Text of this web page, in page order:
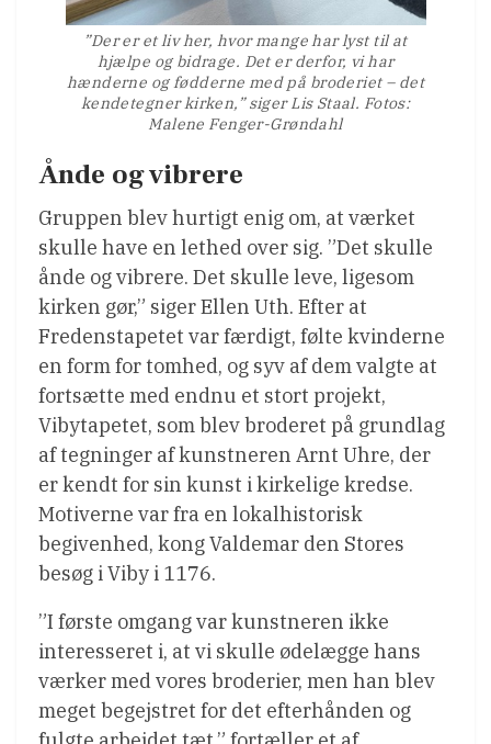
”Der er et liv her, hvor mange har lyst til at
hjælpe og bidrage. Det er derfor, vi har
hænderne og fødderne med på broderiet – det
kendetegner kirken,” siger Lis Staal. Fotos:
Malene Fenger-Grøndahl
Ånde og vibrere
Gruppen blev hurtigt enig om, at værket
skulle have en lethed over sig. ”Det skulle
ånde og vibrere. Det skulle leve, ligesom
kirken gør,” siger Ellen Uth. Efter at
Fredenstapetet var færdigt, følte kvinderne
en form for tomhed, og syv af dem valgte at
fortsætte med endnu et stort projekt,
Vibytapetet, som blev broderet på grundlag
af tegninger af kunstneren Arnt Uhre, der
er kendt for sin kunst i kirkelige kredse.
Motiverne var fra en lokalhistorisk
begivenhed, kong Valdemar den Stores
besøg i Viby i 1176.
”I første omgang var kunstneren ikke
interesseret i, at vi skulle ødelægge hans
værker med vores broderier, men han blev
meget begejstret for det efterhånden og